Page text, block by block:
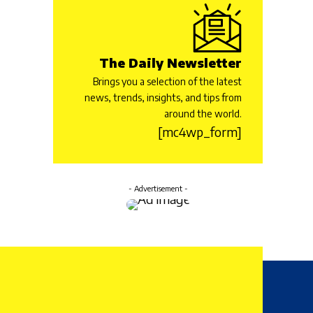
The Daily Newsletter
Brings you a selection of the latest
news, trends, insights, and tips from
around the world.
[mc4wp_form]
- Advertisement -